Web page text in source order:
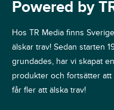
Powered by
Hos TR Media finns
älskar trav! Sedan starten
grundades, har vi skapat
produkter och fortsätter att
får fler att älska trav!